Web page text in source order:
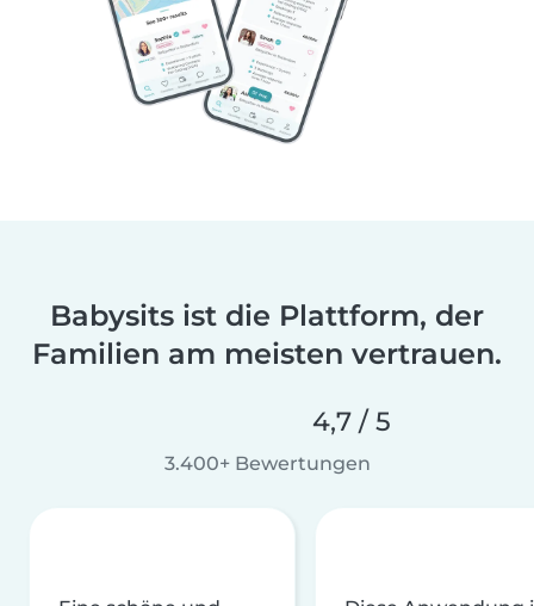
Babysits ist die Plattform, der
Familien am meisten vertrauen.
4,7 / 5
3.400+ Bewertungen